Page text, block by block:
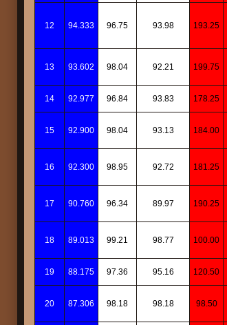
12 94.333 96.75 93.98 193.25
13 93.602 98.04 92.21 199.75
14 92.977 96.84 93.83 178.25
15 92.900 98.04 93.13 184.00
16 92.300 98.95 92.72 181.25
17 90.760 96.34 89.97 190.25
18 89.013 99.21 98.77 100.00
19 88.175 97.36 95.16 120.50
20 87.306 98.18 98.18 98.50